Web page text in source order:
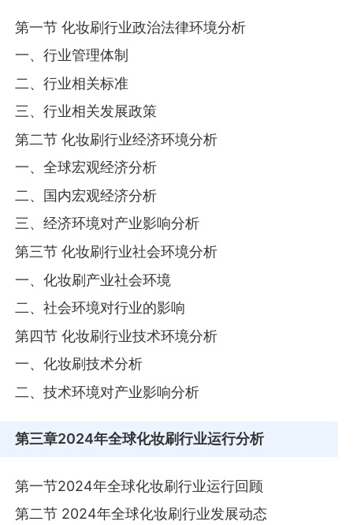
第一节 化妆刷行业政治法律环境分析
一、行业管理体制
二、行业相关标准
三、行业相关发展政策
第二节 化妆刷行业经济环境分析
一、全球宏观经济分析
二、国内宏观经济分析
三、经济环境对产业影响分析
第三节 化妆刷行业社会环境分析
一、化妆刷产业社会环境
二、社会环境对行业的影响
第四节 化妆刷行业技术环境分析
一、化妆刷技术分析
二、技术环境对产业影响分析
第三章2024年全球化妆刷行业运行分析
第一节2024年全球化妆刷行业运行回顾
第二节 2024年全球化妆刷行业发展动态